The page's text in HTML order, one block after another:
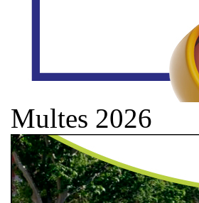
Multes 2026